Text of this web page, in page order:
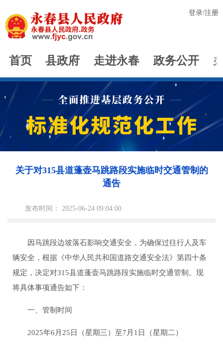
登录/注册
首页 县政府 走进永春 政务公开
关于对315县道蓬壶马跳路段实施临时交通管制的
通告
发布时间： 2025-06-24 09:04:00
因马跳段边坡落石影响交通安全，为确保过往行人及车
辆安全，根据《中华人民共和国道路交通安全法》第四十条
规定，决定对315县道蓬壶马跳路段实施临时交通管制。现
将具体事项通告如下：
一、管制时间
2025年6月25日（星期三）至7月1日（星期二）